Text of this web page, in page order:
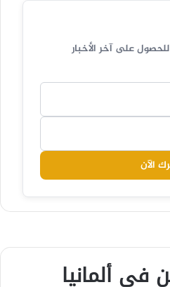
على آخر الأخبار
الآن